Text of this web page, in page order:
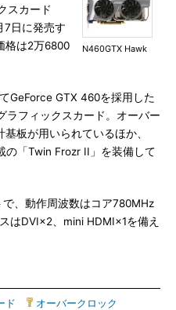
N460GTX Hawk
スカード
7日に発売す
格は2万6800
GeForce GTX 460を採用した
ラフィックスカード。オーバー
板が用いられているほか、
の「Twin Frozr II」を装備して
、動作周波数はコア780MHz
はDVI×2、mini HDMI×1を備え
ド オーバークロック